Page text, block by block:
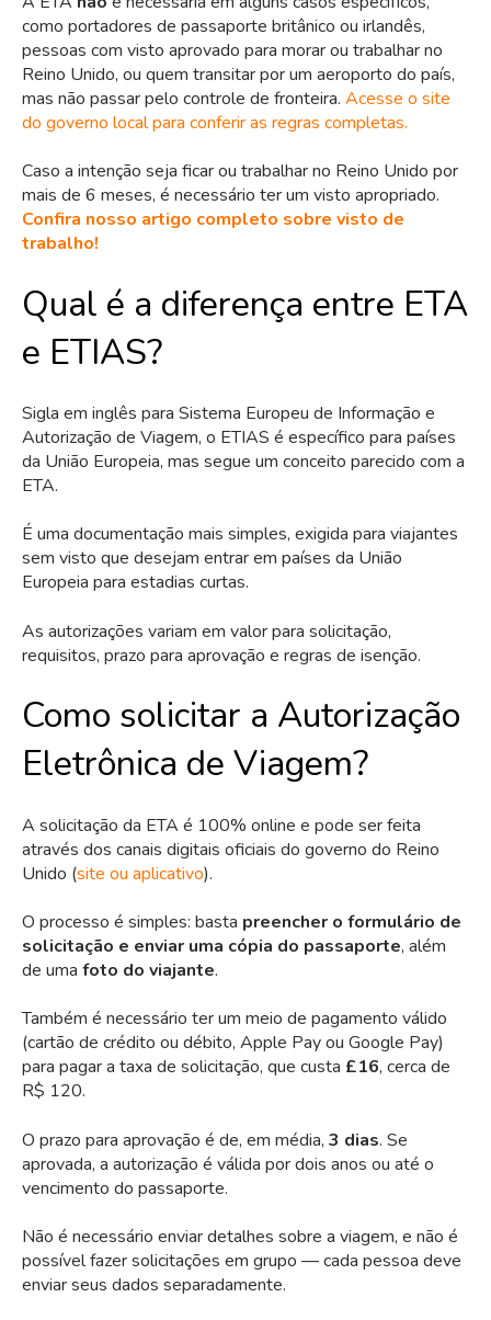
como portadores de passaporte britânico ou irlandês,
pessoas com visto aprovado para morar ou trabalhar no
Reino Unido, ou quem transitar por um aeroporto do país,
mas não passar pelo controle de fronteira. Acesse o site
do governo local para conferir as regras completas.
Caso a intenção seja ficar ou trabalhar no Reino Unido por
mais de 6 meses, é necessário ter um visto apropriado.
Confira nosso artigo completo sobre visto de
trabalho!
Qual é a diferença entre ETA
e ETIAS?
Sigla em inglês para Sistema Europeu de Informação e
Autorização de Viagem, o ETIAS é específico para países
da União Europeia, mas segue um conceito parecido com a
ETA.
É uma documentação mais simples, exigida para viajantes
sem visto que desejam entrar em países da União
Europeia para estadias curtas.
As autorizações variam em valor para solicitação,
requisitos, prazo para aprovação e regras de isenção.
Como solicitar a Autorização
Eletrônica de Viagem?
A solicitação da ETA é 100% online e pode ser feita
através dos canais digitais oficiais do governo do Reino
Unido (site ou aplicativo).
O processo é simples: basta preencher o formulário de
solicitação e enviar uma cópia do passaporte, além
de uma foto do viajante.
Também é necessário ter um meio de pagamento válido
(cartão de crédito ou débito, Apple Pay ou Google Pay)
para pagar a taxa de solicitação, que custa £16, cerca de
R$ 120.
O prazo para aprovação é de, em média, 3 dias. Se
aprovada, a autorização é válida por dois anos ou até o
vencimento do passaporte.
Não é necessário enviar detalhes sobre a viagem, e não é
possível fazer solicitações em grupo — cada pessoa deve
enviar seus dados separadamente.